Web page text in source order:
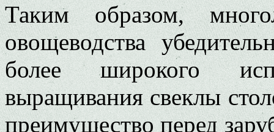
Таким образом,
овощеводства
более широкого
выращивания свеклы
преимущество перед